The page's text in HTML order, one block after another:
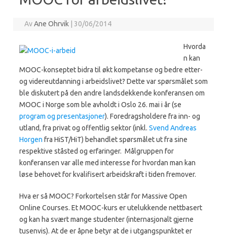
AvAne Ohrvik 30/06/2014
Hvorda
n kan
MOOC-konseptet bidra til økt kompetanse og bedre etter-
og videreutdanning i arbeidslivet? Dette var spørsmålet som
ble diskutert på den andre landsdekkende konferansen om
MOOC i Norge som ble avholdt i Oslo 26. mai i år (se
program og presentasjoner). Foredragsholdere fra inn- og
utland, fra privat og offentlig sektor (inkl. Svend Andreas
Horgen fra HiST/HiT) behandlet spørsmålet ut fra sine
respektive ståsted og erfaringer. Målgruppen for
konferansen var alle med interesse for hvordan man kan
løse behovet for kvalifisert arbeidskraft i tiden fremover.
Hva er så MOOC? Forkortelsen står for Massive Open
Online Courses. Et MOOC-kurs er utelukkende nettbasert
og kan ha svært mange studenter (internasjonalt gjerne
tusenvis). At de er åpne betyr at de i utgangspunktet er